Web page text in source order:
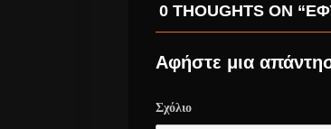
0 THOUGHTS ON
Αφήστε μια
Σχόλιο